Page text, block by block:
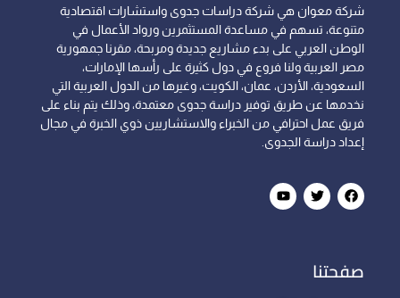
شركة معوان هي شركة دراسات جدوى واستشارات اقتصادية
متنوعة، تسهم في مساعدة المستثمرين ورواد الأعمال في
الوطن العربي على بدء مشاريع جديدة ومربحة، مقرنا جمهورية
مصر العربية ولنا فروع في دول كثيرة على رأسها الإمارات،
السعودية، الأردن، عمان، الكويت، وغيرها من الدول العربية التي
نخدمها عن طريق توفير دراسة جدوى معتمدة، وذلك يتم بناء على
فريق عمل احترافي من الخبراء والاستشاريين ذوي الخبرة في مجال
إعداد دراسة الجدوى.
صفحتنا